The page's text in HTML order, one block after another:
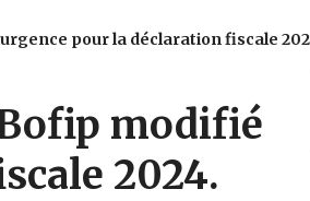
pour la déclaration fiscale
modifié
2024.